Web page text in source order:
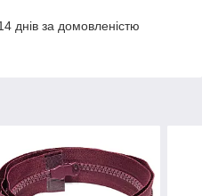
днів за домовленістю